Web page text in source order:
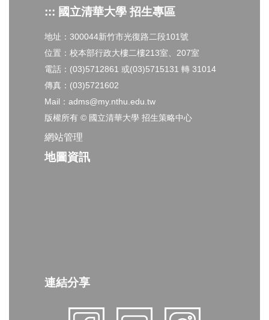
::: 國立清華大學 招生專區
地址：300044新竹市光復路二段101號
位置：校本部行政大樓二樓213室、207室
電話：(03)5712861 或(03)5715131 轉 31014
傳真：(03)5721602
Mail：adms@my.nthu.edu.tw
版權所有 © 國立清華大學 招生策略中心
網站管理
地圖資訊
連結分享